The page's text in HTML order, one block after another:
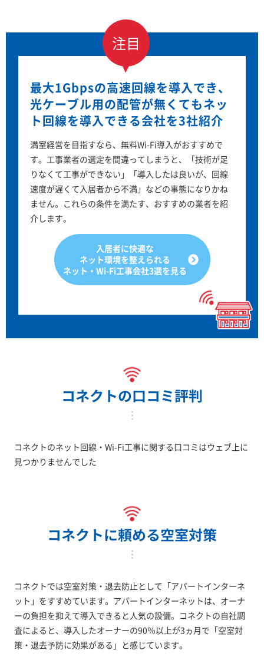
注目
最大1Gbpsの高速回線を導入でき、
光ケーブル用の配管が無くてもネッ
ト回線を導入できる会社を3社紹介
満室経営を目指すなら、無料Wi-Fi導入がおすすめで
す。工事業者の選定を間違ってしまうと、「技術が足
りなくて工事ができない」「導入したは良いが、回線
速度が遅くて入居者から不満」などの事態になりかね
ません。これらの条件を満たす、おすすめの業者を紹
介します。
入居者に快適な
ネット環境を整えられる
ネット・Wi-Fi工事会社3選を見る
コネクトの口コミ評判
コネクトのネット回線・Wi-Fi工事に関する口コミはウェブ上に
見つかりませんでした
コネクトに頼める空室対策
コネクトでは空室対策・退去防止として「アパートインターネ
ット」をすすめています。アパートインターネットは、オーナ
ーの負担を抑えて導入できると人気の設備。コネクトの自社調
査によると、導入したオーナーの90％以上が3ヵ月で「空室対
策・退去予防に効果がある」と感じています。